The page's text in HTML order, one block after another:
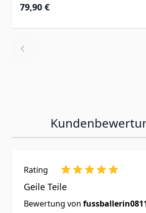
79,90 €
Rating
Geile Teile
Bewertung von